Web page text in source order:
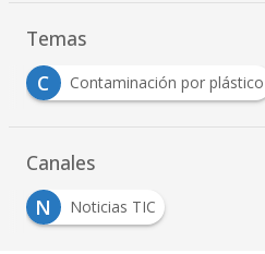
Temas
C
Contaminación por plástico
Canales
N
Noticias TIC